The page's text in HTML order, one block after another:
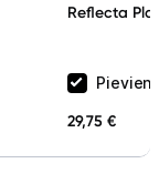
Reflecta
29,75 €